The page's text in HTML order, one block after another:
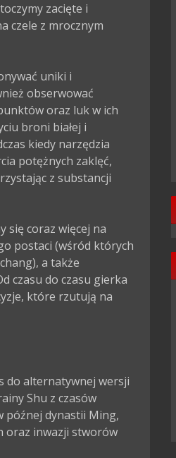
zacięte i
czele z mrocznym
uniki i
obserwować
oraz luk w ich
broni białej i
kiedy narzędzia
potężnych zaklęć,
z substancji
się coraz więcej na
postaci (wśród których
a także
czasu do czasu gierka
które rzutują na
do alternatywnej wersji
Shu z czasów
późnej dynastii Ming,
oraz inwazji stworów